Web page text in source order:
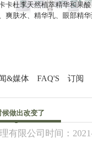
球购买
卡杜李天然植萃精华和果
爽肤水、精华乳、眼部精
&媒体 FAQ'S 订阅
候做出改变了
有限公司 时间：